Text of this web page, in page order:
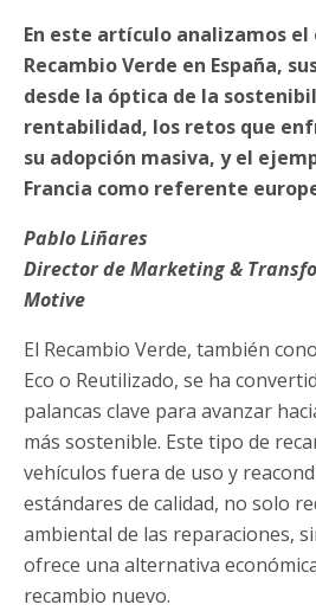
En este artículo analizamos
Recambio Verde en España,
desde la óptica de la
rentabilidad, los retos que
su adopción masiva, y el
Francia como referente
Pablo Liñares
Director de Marketing &
Motive
El Recambio Verde, también
Eco o Reutilizado, se ha
palancas clave para avanzar
más sostenible. Este tipo de
vehículos fuera de uso y
estándares de calidad, no solo
ambiental de las reparaciones,
ofrece una alternativa
recambio nuevo.